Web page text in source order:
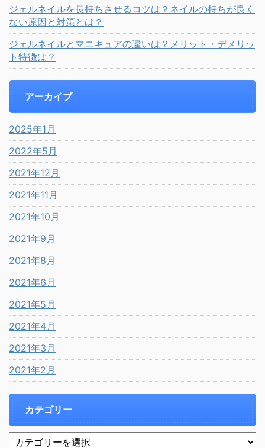
ジェルネイルを長持ちさせるコツは？ネイルの持ちが良く
ない原因と対策とは？
ジェルネイルとマニキュアの違いは？メリット・デメリッ
ト特徴は？
アーカイブ
2025年1月
2022年5月
2021年12月
2021年11月
2021年10月
2021年9月
2021年8月
2021年6月
2021年5月
2021年4月
2021年3月
2021年2月
カテゴリー